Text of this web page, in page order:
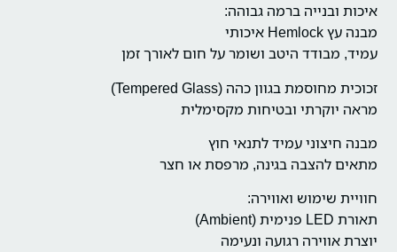
איכות ובנייה ברמה גבוהה:
מבנה עץ Hemlock איכותי
עמיד, מבודד היטב ושומר על חום לאורך זמן
זכוכית מחוסמת בגוון כהה (Tempered Glass)
מראה יוקרתי ובטיחות מקסימלית
מבנה חיצוני עמיד לתנאי חוץ
מתאים להצבה בגינה, מרפסת או חצר
חוויית שימוש ואווירה:
תאורת LED פנימית (Ambient)
יוצרת אווירה רגועה ונעימה